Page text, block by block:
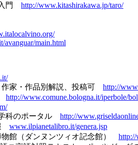
門 http://www.kitashirakawa.jp/taro/
avanguar/main.html
家・作品別解説、投稿可 http://
http://www.comune.bologna.it/iperbole/
科のポータル http://
www.ilpianetalibro.it/genera.jsp
館（ダンヌンツィオ記念館）